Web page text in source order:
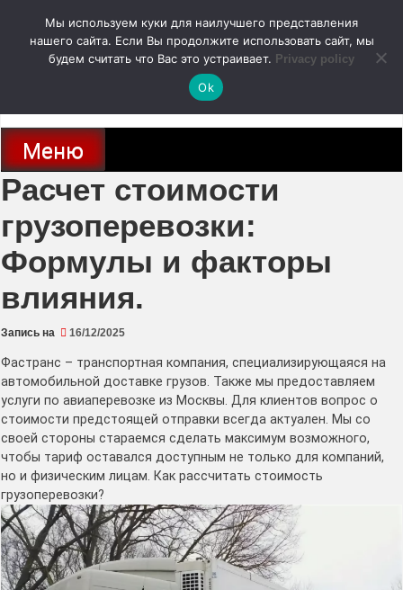
содержимому
autodoc24.ru
Новости про современные автомобили и не только, новинки зарубежного
и отечественного автопрома
Меню
Расчет стоимости
грузоперевозки:
Формулы и факторы
влияния.
Запись на 16/12/2025
Фастранс – транспортная компания, специализирующаяся на
автомобильной доставке грузов. Также мы предоставляем
услуги по авиаперевозке из Москвы. Для клиентов вопрос о
стоимости предстоящей отправки всегда актуален. Мы со
своей стороны стараемся сделать максимум возможного,
чтобы тариф оставался доступным не только для компаний,
но и физическим лицам. Как рассчитать стоимость
грузоперевозки?
Мы используем куки для наилучшего представления
нашего сайта. Если Вы продолжите использовать сайт, мы
будем считать что Вас это устраивает. Privacy policy
Ok